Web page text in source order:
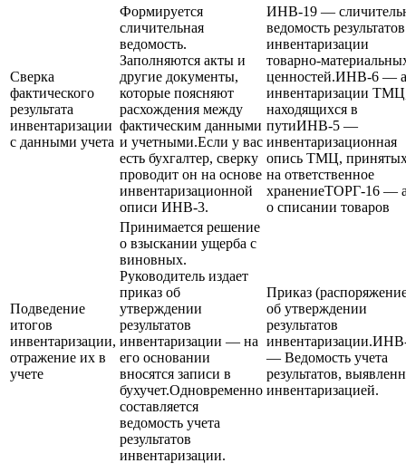
Сверка
фактического
результата
инвентаризации
с данными учета
Формируется
сличительная
ведомость.
Заполняются акты и
другие документы,
которые поясняют
расхождения между
фактическим данными
и учетными.Если у вас
есть бухгалтер, сверку
проводит он на основе
инвентаризационной
описи ИНВ-3.
ИНВ-19 —
ведомость результатов
инвентаризации
товарно-
ценностей.ИНВ-6 —
инвентаризации
находящихся в
путиИНВ-5 —
инвентаризационная
опись ТМЦ,
на ответственное
хранениеТОРГ-16 —
о списании товаров
Подведение
итогов
инвентаризации,
отражение их в
учете
Принимается решение
о взыскании ущерба с
виновных.
Руководитель издает
приказ об
утверждении
результатов
инвентаризации — на
его основании
вносятся записи в
бухучет.Одновременно
составляется
ведомость учета
результатов
инвентаризации.
Приказ
об утверждении
результатов
— Ведомость учета
результатов,
инвентаризацией.